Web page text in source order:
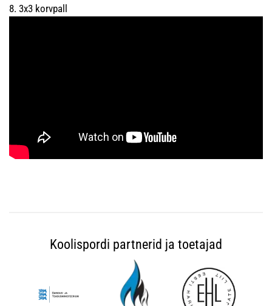
8. 3x3 korvpall
Koolispordi partnerid ja toetajad